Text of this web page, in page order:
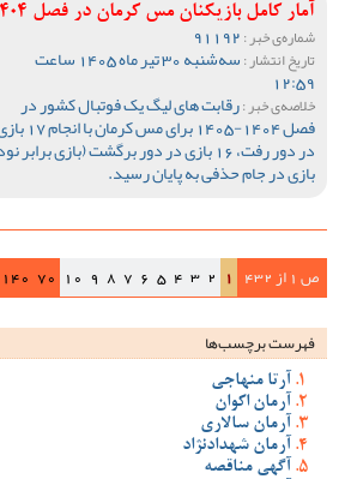
آمار کامل بازیکنان مس کرمان در فصل 1404-1405
شماره‌ی خبر :
تاریخ انتشار : سه‌شنبه 30 تیر ماه 1405 ساعت
12:59
خلاصه‌ی خبر :رقابت های لیگ یک فوتبال کشور در
فصل 1404-1405 برای مس کرمان
در دور رفت، 16 بازی در دور برگشت (بازی
بازی در جام حذفی به پایان رسید.
ص 1 از 432 1
2
3
4
5
6
7
8
9
10
70
140
فهرست برچسب‌ها
آرتا منهاجی
آرمان اکوان
آرمان سالاری
آرمان شهدادنژاد
آگهی مناقصه